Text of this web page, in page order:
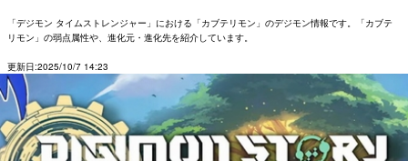
「デジモン タイムストレンジャー」における「カブテリモン」のデジモン情報です。「カブテ
リモン」の弱点属性や、進化元・進化先を紹介しています。
更新日:2025/10/7 14:23